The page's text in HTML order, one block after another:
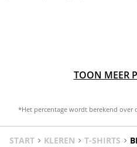
TOON MEER
*Het percentage wordt berekend over
START KLEREN T-SHIRTS